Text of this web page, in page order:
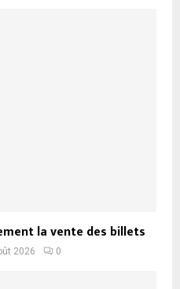
la vente des billets
2026 0